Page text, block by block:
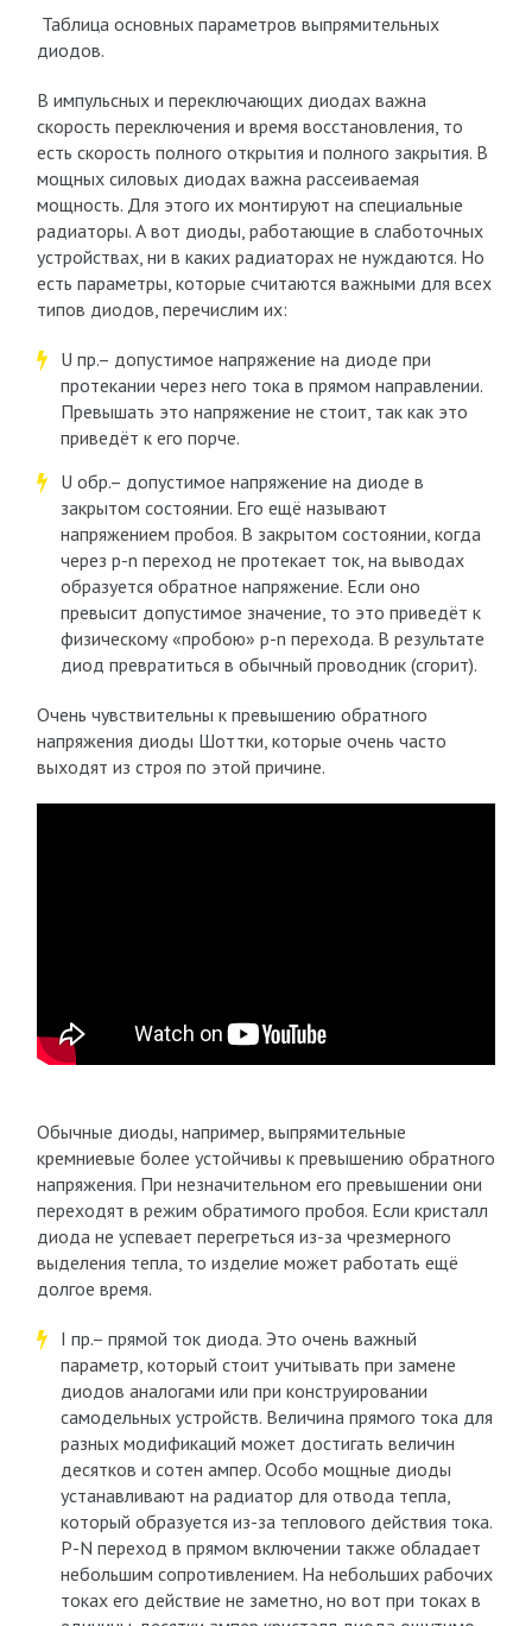
Таблица основных параметров выпрямительных
диодов.
В импульсных и переключающих диодах важна
скорость переключения и время восстановления, то
есть скорость полного открытия и полного закрытия. В
мощных силовых диодах важна рассеиваемая
мощность. Для этого их монтируют на специальные
радиаторы. А вот диоды, работающие в слаботочных
устройствах, ни в каких радиаторах не нуждаются. Но
есть параметры, которые считаются важными для всех
типов диодов, перечислим их:
U пр.– допустимое напряжение на диоде при
протекании через него тока в прямом направлении.
Превышать это напряжение не стоит, так как это
приведёт к его порче.
U обр.– допустимое напряжение на диоде в
закрытом состоянии. Его ещё называют
напряжением пробоя. В закрытом состоянии, когда
через p-n переход не протекает ток, на выводах
образуется обратное напряжение. Если оно
превысит допустимое значение, то это приведёт к
физическому «пробою» p-n перехода. В результате
диод превратиться в обычный проводник (сгорит).
Очень чувствительны к превышению обратного
напряжения диоды Шоттки, которые очень часто
выходят из строя по этой причине.
Обычные диоды, например, выпрямительные
кремниевые более устойчивы к превышению обратного
напряжения. При незначительном его превышении они
переходят в режим обратимого пробоя. Если кристалл
диода не успевает перегреться из-за чрезмерного
выделения тепла, то изделие может работать ещё
долгое время.
I пр.– прямой ток диода. Это очень важный
параметр, который стоит учитывать при замене
диодов аналогами или при конструировании
самодельных устройств. Величина прямого тока для
разных модификаций может достигать величин
десятков и сотен ампер. Особо мощные диоды
устанавливают на радиатор для отвода тепла,
который образуется из-за теплового действия тока.
P-N переход в прямом включении также обладает
небольшим сопротивлением. На небольших рабочих
токах его действие не заметно, но вот при токах в